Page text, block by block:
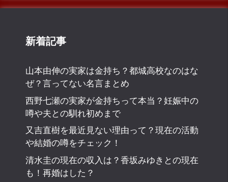
新着記事
山本由伸の実家は金持ち？都城高校なのはな
ぜ？言ってない名言まとめ
西野七瀬の実家が金持ちって本当？妊娠中の
噂や夫との馴れ初めまで
又吉直樹を最近見ない理由って？現在の活動
や結婚の噂をチェック！
清水圭の現在の収入は？香坂みゆきとの現在
も！再婚はした？